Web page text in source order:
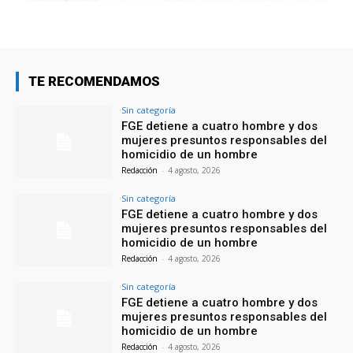
TE RECOMENDAMOS
Sin categoría
FGE detiene a cuatro hombre y dos
mujeres presuntos responsables del
homicidio de un hombre
Redacción - 4 agosto, 2026
Sin categoría
FGE detiene a cuatro hombre y dos
mujeres presuntos responsables del
homicidio de un hombre
Redacción - 4 agosto, 2026
Sin categoría
FGE detiene a cuatro hombre y dos
mujeres presuntos responsables del
homicidio de un hombre
Redacción - 4 agosto, 2026